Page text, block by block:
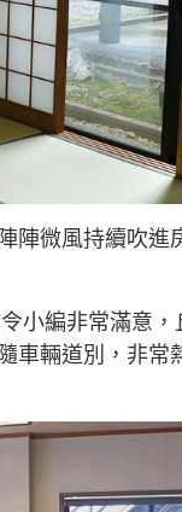
陣微風持續吹進
小編非常滿意
車輛道別，非常